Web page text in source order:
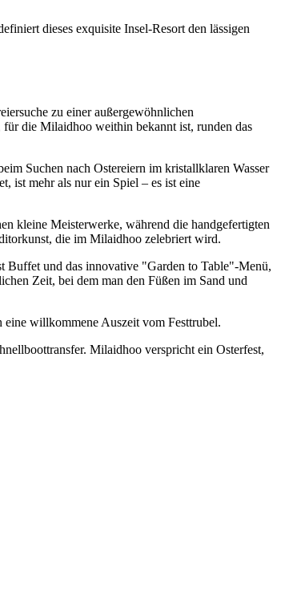
dieses exquisite Insel-Resort den lässigen
zu einer außergewöhnlichen
die Milaidhoo weithin bekannt ist, runden das
Suchen nach Ostereiern im kristallklaren Wasser
ist mehr als nur ein Spiel – es ist eine
kleine Meisterwerke, während die handgefertigten
die im Milaidhoo zelebriert wird.
Buffet und das innovative "Garden to Table"-Menü,
Zeit, bei dem man den Füßen im Sand und
willkommene Auszeit vom Festtrubel.
Milaidhoo verspricht ein Osterfest,